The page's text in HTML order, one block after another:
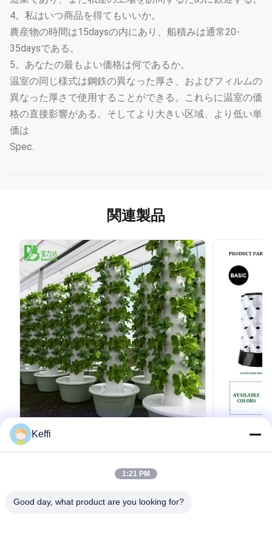
4。私はいつ商品を得てもいいか。
農産物の時間は15daysの内にあり、船積みは通常20-
35daysである。
5。あなたの最もよい価格は何であるか。
温室の同じ様式は鋼鉄の異なった厚さ、およびフィルムの
異なった厚さで使用することができる。これらに温室の価
格の直接影響がある。そしてより大きい区域、より低い単
価は
Spec.
関連製品
30L 5層 農業 垂直農業 水育システム 塔
草刈り
製品説明 植物栽培項目レタス栽培 垂直水栽培塔
選択可能な層5層水タンク30L材料ABS/プラスチ
色ホワイト注記上記の仕様に加えて,層数をカス
30L 8層
ー 水耕栽培
Keffi
1:21 PM
Good day, what product are you looking for?